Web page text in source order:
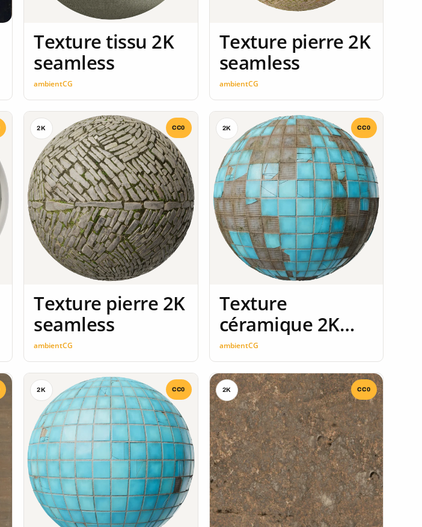
Texture tissu 2K
seamless
ambientCG
Texture pierre 2K
seamless
ambientCG
2K CC0
Texture pierre 2K
seamless
ambientCG
2K CC0
Texture
céramique 2K
seamless
ambientCG
2K CC0 2K CC0